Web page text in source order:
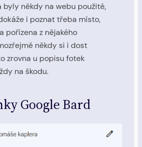
byly někdy na webu použité,
i poznat třeba místo,
pořízena z nějakého
někdy si i dost
zrovna u popisu fotek
na škodu.
Google Bard